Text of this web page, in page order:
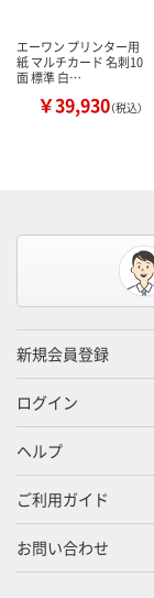
エーワン プリンター用
紙 マルチカード 名刺10
面 標準 白…
￥39,930（税込）
新規会員登録
ログイン
ヘルプ
ご利用ガイド
お問い合わせ